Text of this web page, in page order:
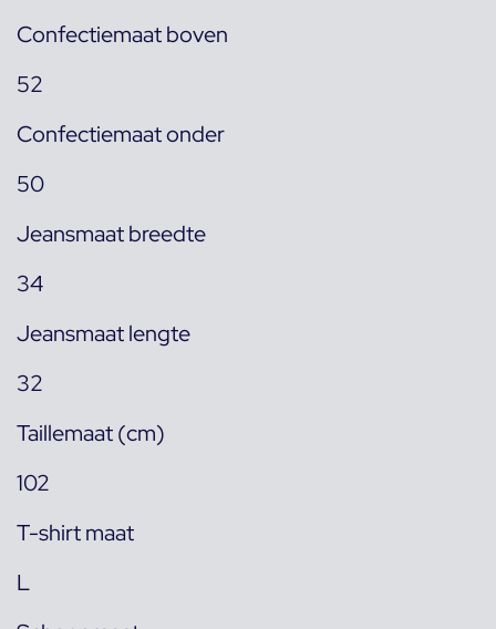
Confectiemaat boven
52
Confectiemaat onder
50
Jeansmaat breedte
34
Jeansmaat lengte
32
Taillemaat (cm)
102
T-shirt maat
L